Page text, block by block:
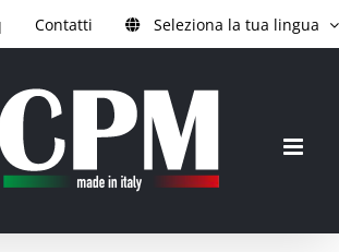
Contatti Seleziona la tua lingua